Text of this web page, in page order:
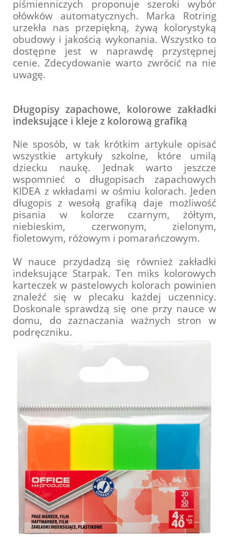
piśmienniczych proponuje szeroki wybór
ołówków automatycznych. Marka Rotring
urzekła nas przepiękną, żywą kolorystyką
obudowy i jakością wykonania. Wszystko to
dostępne jest w naprawdę przystępnej
cenie. Zdecydowanie warto zwrócić na nie
uwagę.
Długopisy zapachowe, kolorowe zakładki
indeksujące i kleje z kolorową grafiką
Nie sposób, w tak krótkim artykule opisać
wszystkie artykuły szkolne, które umilą
dziecku naukę. Jednak warto jeszcze
wspomnieć o długopisach zapachowych
KIDEA z wkładami w ośmiu kolorach. Jeden
długopis z wesołą grafiką daje możliwość
pisania w kolorze czarnym, żółtym,
niebieskim, czerwonym, zielonym,
fioletowym, różowym i pomarańczowym.
W nauce przydadzą się również zakładki
indeksujące Starpak. Ten miks kolorowych
karteczek w pastelowych kolorach powinien
znaleźć się w plecaku każdej uczennicy.
Doskonale sprawdzą się one przy nauce w
domu, do zaznaczania ważnych stron w
podręczniku.